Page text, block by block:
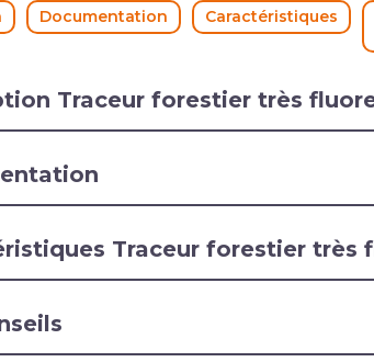
Documentation Caractéristiques
Traceur forestier très
Traceur forestier très